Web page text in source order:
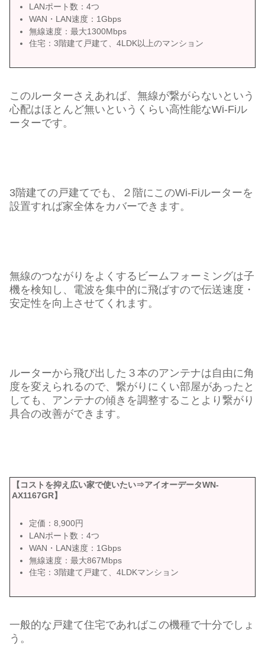
LANポート数：4つ
WAN・LAN速度：1Gbps
無線速度：最大1300Mbps
住宅：3階建て戸建て、4LDK以上のマンション
このルーターさえあれば、無線が繋がらないという
心配はほとんど無いというくらい高性能なWi-Fiル
ーターです。
3階建ての戸建てでも、２階にこのWi-Fiルーターを
設置すれば家全体をカバーできます。
無線のつながりをよくするビームフォーミングは子
機を検知し、電波を集中的に飛ばすので伝送速度・
安定性を向上させてくれます。
ルーターから飛び出した３本のアンテナは自由に角
度を変えられるので、繋がりにくい部屋があったと
しても、アンテナの傾きを調整することより繋がり
具合の改善ができます。
【コストを抑え広い家で使いたい⇒アイオーデータWN-
AX1167GR】
定価：8,900円
LANポート数：4つ
WAN・LAN速度：1Gbps
無線速度：最大867Mbps
住宅：3階建て戸建て、4LDKマンション
一般的な戸建て住宅であればこの機種で十分でしょ
う。